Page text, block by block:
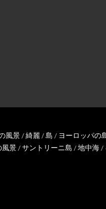
風景/綺麗 /島 / ヨーロッパの
風景 /サントリーニ島 /地中海 /